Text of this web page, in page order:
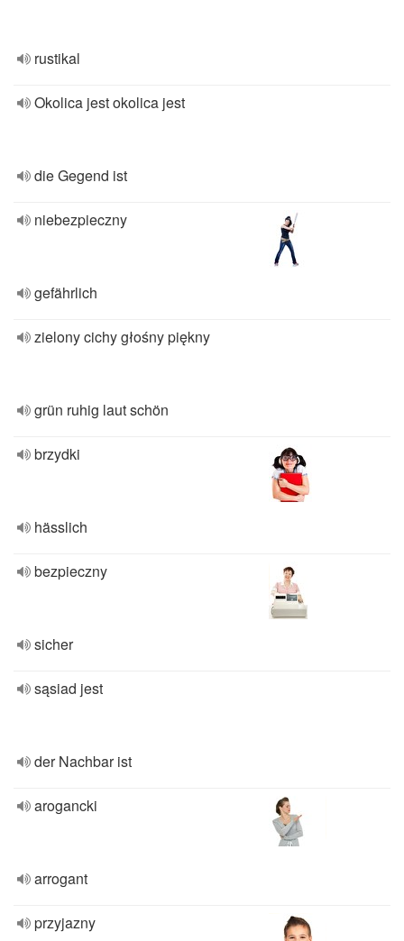
rustikal
Okolica jest okolica jest
die Gegend ist
niebezpieczny
gefährlich
zielony cichy głośny piękny
grün ruhig laut schön
brzydki
hässlich
bezpieczny
sicher
sąsiad jest
der Nachbar ist
arogancki
arrogant
przyjazny